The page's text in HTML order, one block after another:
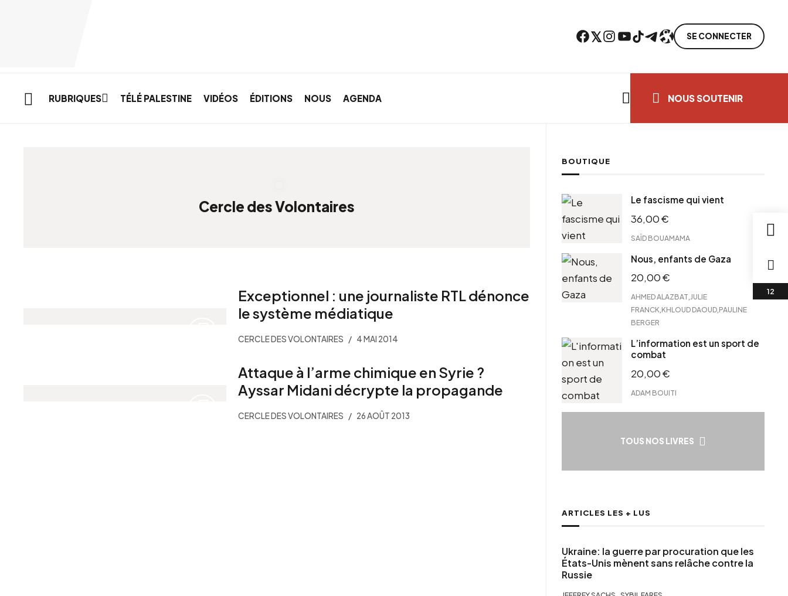
Facebook Twitter Instagram YouTube TikTok TelegramLien SE CONNECTER
RUBRIQUES TÉLÉ PALESTINE VIDÉOS ÉDITIONS NOUS AGENDA NOUS SOUTENIR
Cercle des Volontaires
Exceptionnel : une journaliste RTL dénonce
le système médiatique
CERCLE DES VOLONTAIRES 4 MAI 2014
Attaque à l’arme chimique en Syrie ?
Ayssar Midani décrypte la propagande
CERCLE DES VOLONTAIRES 26 AOÛT 2013
BOUTIQUE
Le fascisme qui vient
36,00€
SAÏD BOUAMAMA
Nous, enfants de Gaza
20,00€
AHMED ALAZBAT JULIE
FRANCK KHLOUD DAOUD PAULINE
BERGER
L’information est un sport de
combat
20,00€
ADAM BOUITI
TOUS NOS LIVRES
ARTICLES LES + LUS
Ukraine: la guerre par procuration que les
États-Unis mènent sans relâche contre la
Russie